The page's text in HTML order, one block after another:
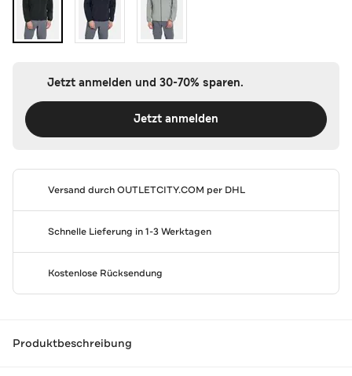
Jetzt anmelden und 30-70% sparen.
Jetzt anmelden
Versand durchOUTLETCITY.COM per DHL
Schnelle Lieferung in 1-3 Werktagen
Kostenlose Rücksendung
Produktbeschreibung